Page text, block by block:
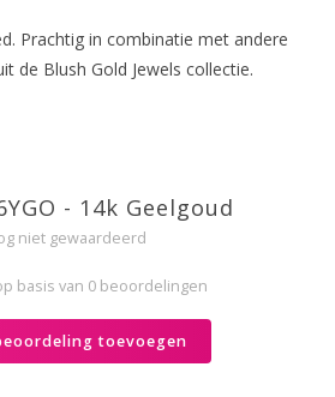
Prachtig in combinatie met andere
de Blush Gold Jewels collectie.
- 14k Geelgoud
niet gewaardeerd
basis van 0 beoordelingen
toevoegen